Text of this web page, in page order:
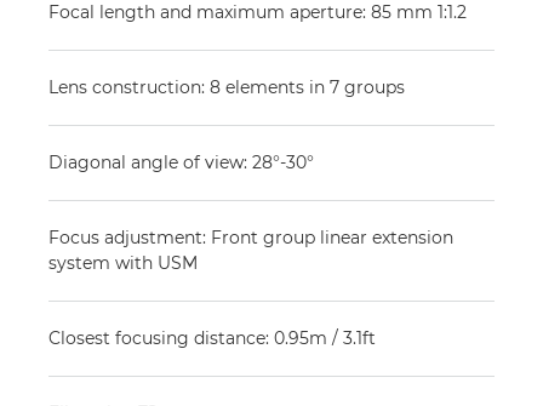
Focal length and maximum aperture: 85 mm 1:1.2
Lens construction: 8 elements in 7 groups
Diagonal angle of view: 28°-30°
Focus adjustment: Front group linear extension
system with USM
Closest focusing distance: 0.95m / 3.1ft